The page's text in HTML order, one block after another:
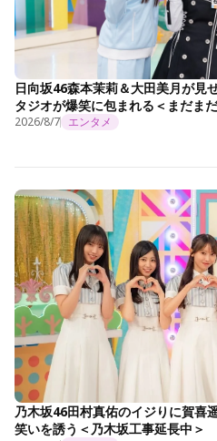
日向坂46森本茉莉＆大田美月が見
タジオが爆笑に包まれる＜まだま
2026/8/7 エンタメ
乃木坂46田村真佑のイジりに賀喜
笑いを誘う＜乃木坂工事延長中＞